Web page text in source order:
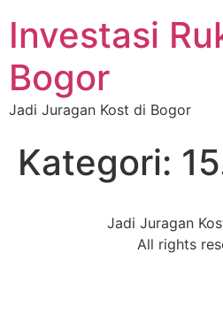
Investasi
Bogor
Jadi Juragan Kost di Bogor
Kategori:
Jadi Juragan
All rights